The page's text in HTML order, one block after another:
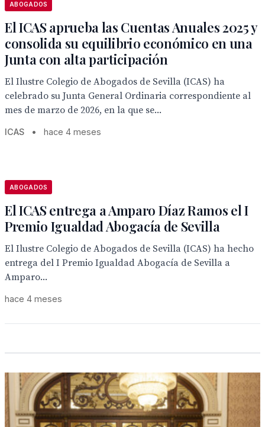
ABOGADOS
El ICAS aprueba las Cuentas Anuales 2025 y
consolida su equilibrio económico en una
Junta con alta participación
El Ilustre Colegio de Abogados de Sevilla (ICAS) ha
celebrado su Junta General Ordinaria correspondiente al
mes de marzo de 2026, en la que se...
ICAS • hace 4 meses
ABOGADOS
El ICAS entrega a Amparo Díaz Ramos el I
Premio Igualdad Abogacía de Sevilla
El Ilustre Colegio de Abogados de Sevilla (ICAS) ha hecho
entrega del I Premio Igualdad Abogacía de Sevilla a
Amparo...
hace 4 meses